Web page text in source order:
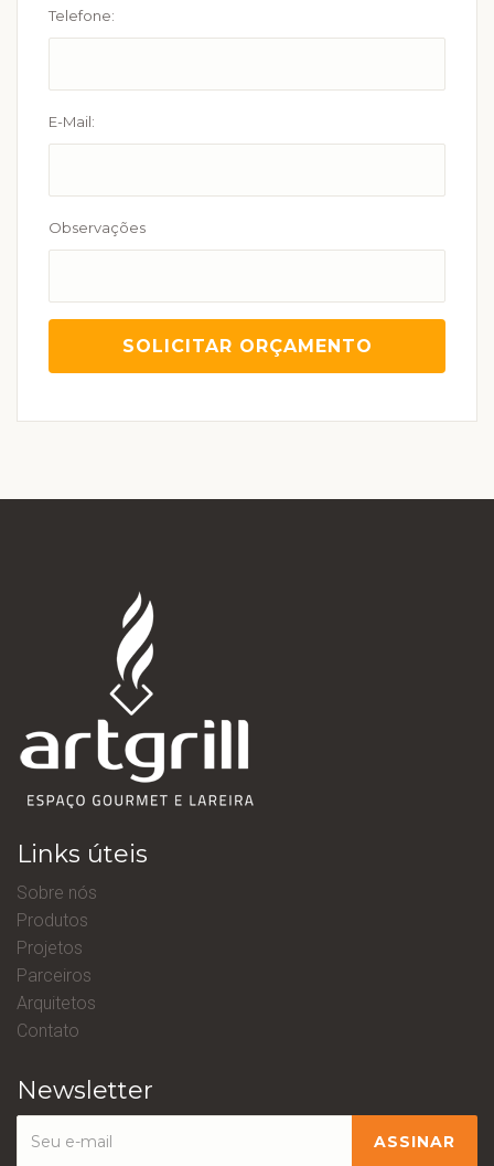
Telefone:
E-Mail:
Observações
Links úteis
Sobre nós
Produtos
Projetos
Parceiros
Arquitetos
Contato
Newsletter